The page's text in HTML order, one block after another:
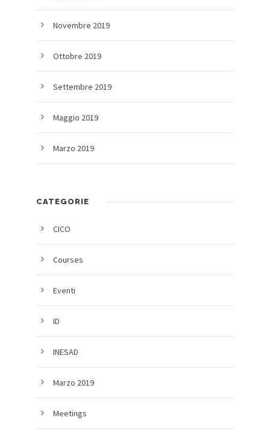
Novembre 2019
Ottobre 2019
Settembre 2019
Maggio 2019
Marzo 2019
CATEGORIE
CICO
Courses
Eventi
ID
INESAD
Marzo 2019
Meetings